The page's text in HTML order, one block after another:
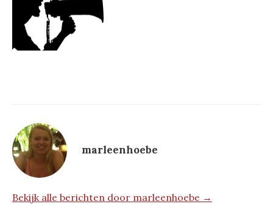
marleenhoebe
Bekijk alle berichten door marleenhoebe →